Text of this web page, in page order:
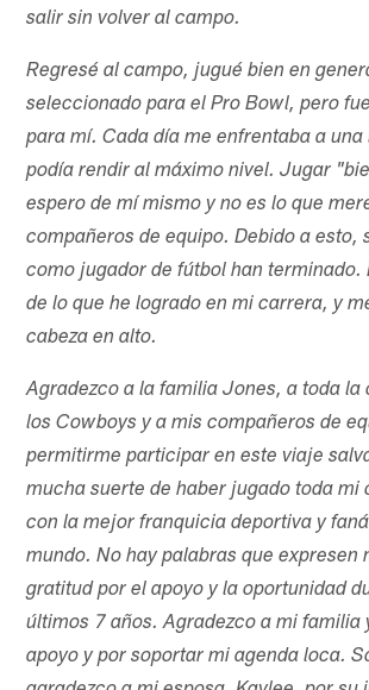
salir sin volver al campo.
Regresé al campo, jugué bien en
seleccionado para el Pro Bowl, pero
para mí. Cada día me enfrentaba a una
podía rendir al máximo nivel. Jugar
espero de mí mismo y no es lo que
compañeros de equipo. Debido a esto,
como jugador de fútbol han terminado.
de lo que he logrado en mi carrera, y
cabeza en alto.
Agradezco a la familia Jones, a toda la
los Cowboys y a mis compañeros de
permitirme participar en este viaje
mucha suerte de haber jugado toda mi
con la mejor franquicia deportiva y
mundo. No hay palabras que expresen
gratitud por el apoyo y la oportunidad
últimos 7 años. Agradezco a mi familia
apoyo y por soportar mi agenda loca.